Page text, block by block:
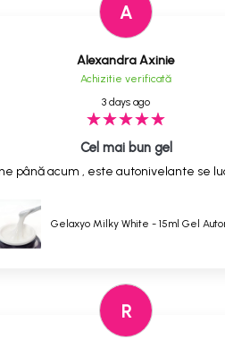
A
Alexandra Axinie
Achizitie verificată
3 days ago
Cel mai bun gel
până acum , este autonivelante se
Gelaxyo Milky White - 15ml Gel
R